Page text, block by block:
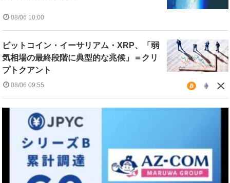
08/06 10:00
ビットコイン・イーサリアム・XRP、「弱
気相場の最終段階に典型的な兆候」＝クリ
プトクアント
08/06 09:55